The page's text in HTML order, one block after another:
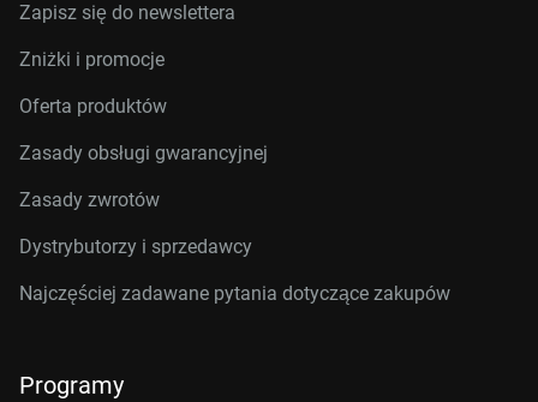
Zapisz się do newslettera
Zniżki i promocje
Oferta produktów
Zasady obsługi gwarancyjnej
Zasady zwrotów
Dystrybutorzy i sprzedawcy
Najczęściej zadawane pytania dotyczące zakupów
Programy